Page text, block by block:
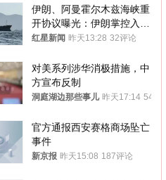
伊朗、阿曼霍尔木兹海峡重
开协议曝光：伊朗掌控入湾
航道，与阿曼平分“服务费”
红星新闻 昨天13:28 32评论
对美系列涉华消极措施，中
方宣布反制
洞庭湖边那些事儿 昨天17:14 54评论
官方通报西安赛格商场坠亡
事件
新京报 昨天15:08 187评论